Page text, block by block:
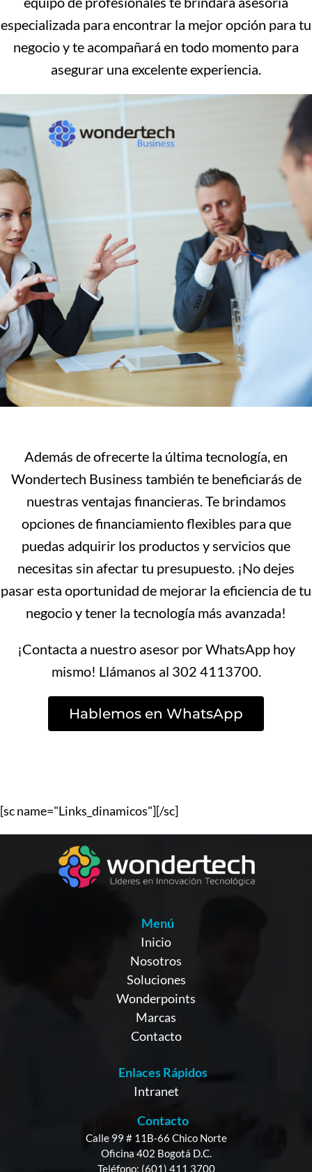
especializada para encontrar la mejor opción para tu
negocio y te acompañará en todo momento para
asegurar una excelente experiencia.
Además de ofrecerte la última tecnología, en
Wondertech Business también te beneficiarás de
nuestras ventajas financieras. Te brindamos
opciones de financiamiento flexibles para que
puedas adquirir los productos y servicios que
necesitas sin afectar tu presupuesto. ¡No dejes
pasar esta oportunidad de mejorar la eficiencia de tu
negocio y tener la tecnología más avanzada!
¡Contacta a nuestro asesor por WhatsApp hoy
mismo! Llámanos al 302 4113700.
Hablemos en WhatsApp
[sc name="Links_dinamicos"][/sc]
Menú
Inicio
Nosotros
Soluciones
Wonderpoints
Marcas
Contacto
Enlaces Rápidos
Intranet
Contacto
Calle 99 # 11B-66 Chico Norte
Oficina 402 Bogotá D.C.
Teléfono: (601) 411 3700